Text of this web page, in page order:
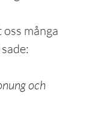
många
botemedel att nyttja. Profeten ﷺ sade:
och